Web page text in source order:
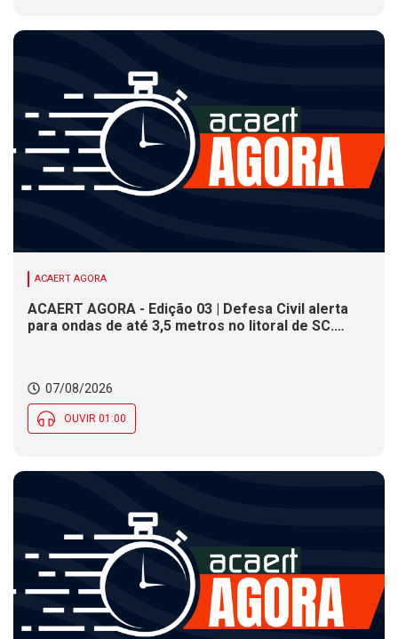
ACAERT AGORA
ACAERT AGORA - Edição 03 | Defesa Civil alerta
para ondas de até 3,5 metros no litoral de SC.
07/08/2026
OUVIR 01:00